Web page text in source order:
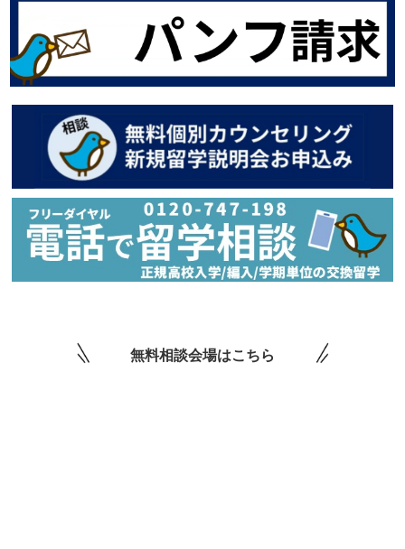
無料相談会場はこちら